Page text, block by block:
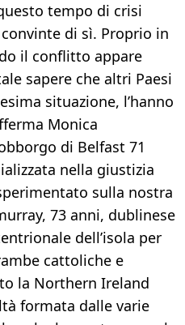
tempo di crisi
di sì. Proprio in
il conflitto appare
sapere che altri Paesi
situazione, l’hanno
Monica
di Belfast 71
nella giustizia
sulla nostra
73 anni, dublinese
dell’isola per
cattoliche e
la Northern Ireland
formata dalle varie